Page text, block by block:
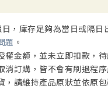
，庫存足夠為當日或隔
題 。
金額，並未立即扣款，
訂購，皆不會有刷退程序
請維持產品原狀並依原